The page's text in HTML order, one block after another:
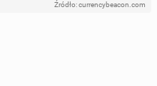
Źródło: currencybeacon.com